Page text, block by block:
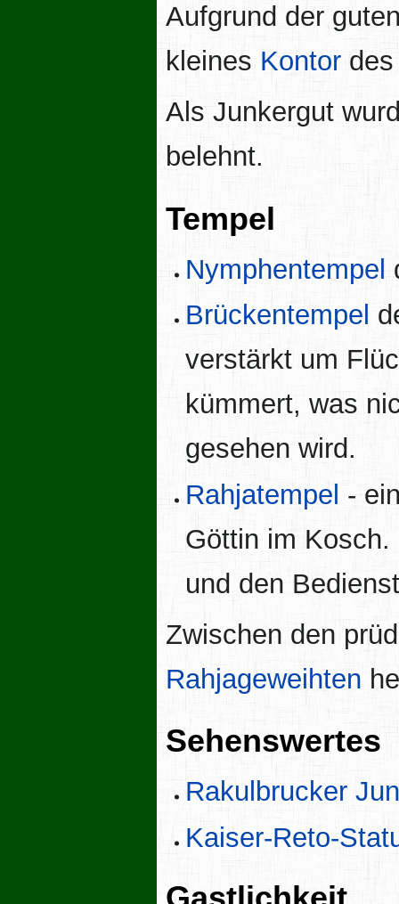
Aufgrund der
kleines Kontor
Als Junkergut
belehnt.
Tempel
Nymphentempel
Brückentempel
verstärkt um
kümmert, was
gesehen wird.
Rahjatempel -
Göttin im
und den
Zwischen den
Rahjageweihten
Sehenswertes
Rakulbrucker
Kaiser-Reto-